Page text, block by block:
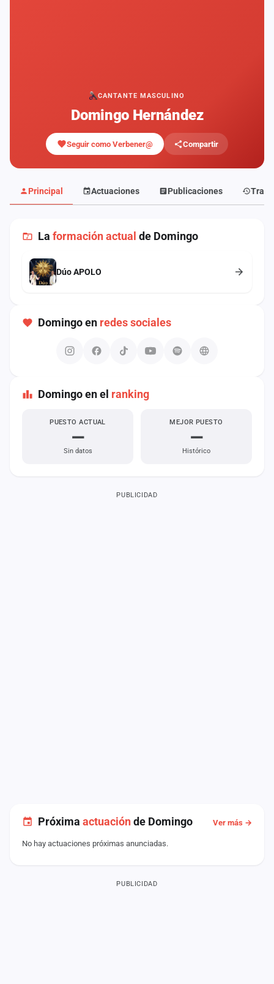
CANTANTE MASCULINO
Domingo Hernández
Seguir como Verbener@ Compartir
Principal Actuaciones Publicaciones
Próxima actuaciónde Domingo Ver más →
No hay actuaciones próximas anunciadas.
PUBLICIDAD
La formación actual de Domingo
Dúo APOLO
Domingo en redes sociales
Domingo en el ranking
PUESTO ACTUAL
—
Sin datos
MEJOR PUESTO
—
Histórico
PUBLICIDAD
Rankings
Anuncios
Iniciar
Crear
cuenta